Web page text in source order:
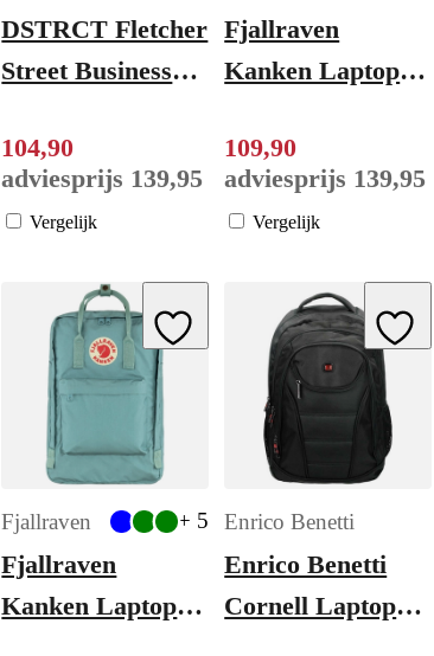
DSTRCT Fletcher
Street Business
inch +
Sleutelhanger
cognac
104,90
adviesprijs 139,95
Vergelijk
Fjallraven
Kanken Laptop
109,90
adviesprijs 139,95
Vergelijk
Add to Wishlist
+ 5
Fjallraven
Fjallraven
Kanken Laptop
Add
Enrico Benetti
Enrico Benetti
Cornell Laptop